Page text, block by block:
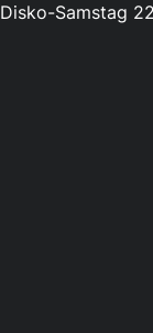
Disko-Samstag